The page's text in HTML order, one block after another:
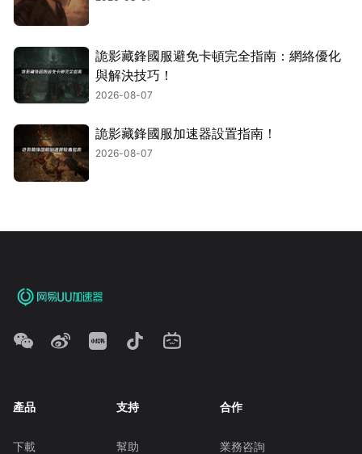
詭影藏鋒國服避免卡頓完全指南：網絡優化
與解決技巧！
2026-08-07
詭影藏鋒國服加速器設置指南！
2026-08-07
產品
下載
支持
幫助
合作
業務咨詢